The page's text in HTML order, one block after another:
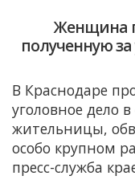
Женщина
полученную за
В Краснодаре
уголовное дело
жительницы,
особо крупном
пресс-служба